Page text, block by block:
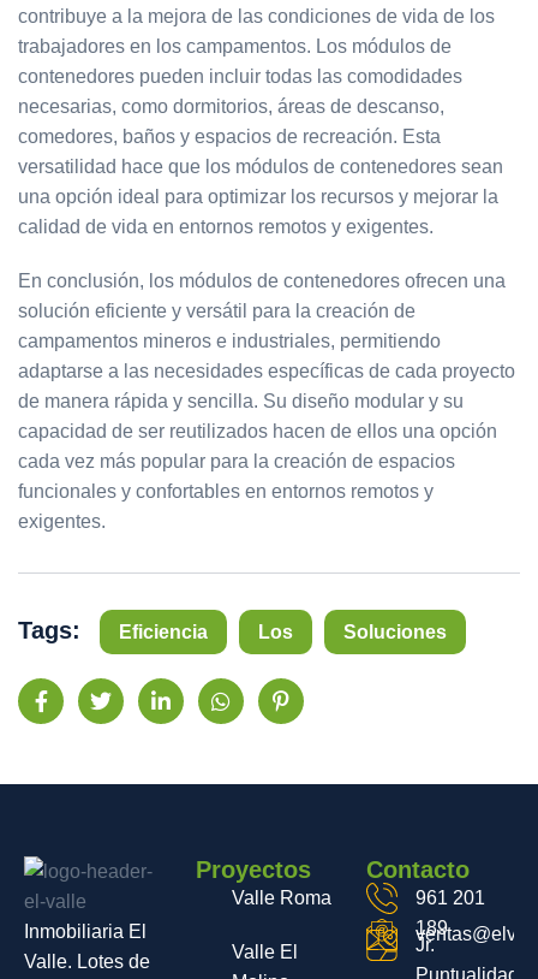
contribuye a la mejora de las condiciones de vida de los
trabajadores en los campamentos. Los módulos de
contenedores pueden incluir todas las comodidades
necesarias, como dormitorios, áreas de descanso,
comedores, baños y espacios de recreación. Esta
versatilidad hace que los módulos de contenedores sean
una opción ideal para optimizar los recursos y mejorar la
calidad de vida en entornos remotos y exigentes.
En conclusión, los módulos de contenedores ofrecen una
solución eficiente y versátil para la creación de
campamentos mineros e industriales, permitiendo
adaptarse a las necesidades específicas de cada proyecto
de manera rápida y sencilla. Su diseño modular y su
capacidad de ser reutilizados hacen de ellos una opción
cada vez más popular para la creación de espacios
funcionales y confortables en entornos remotos y
exigentes.
Tags: Eficiencia Los Soluciones
Inmobiliaria El
Valle. Lotes de
Proyectos
Valle Roma
Valle El
Contacto
961 201
189
Jr.
Puntualidad